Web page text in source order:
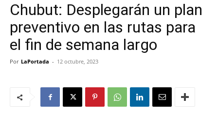
Chubut: Desplegarán un plan
preventivo en las rutas para
el fin de semana largo
Por LaPortada - 12 octubre, 2023